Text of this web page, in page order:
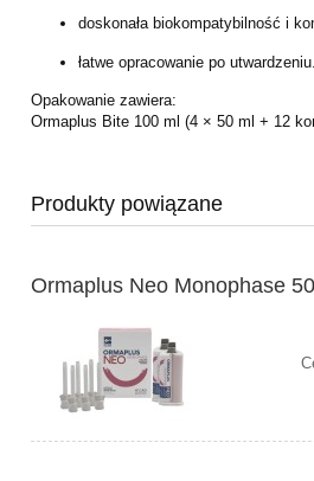
doskonała biokompatybilność i
łatwe opracowanie po utwardzeniu.
Opakowanie zawiera:
Ormaplus Bite 100 ml (4 × 50 ml + 12
Produkty powiązane
Ormaplus Neo Monophase